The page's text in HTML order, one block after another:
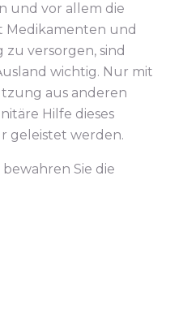
und vor allem die
Medikamenten und
versorgen, sind
wichtig. Nur mit
aus anderen
Hilfe dieses
geleistet werden.
bewahren Sie die